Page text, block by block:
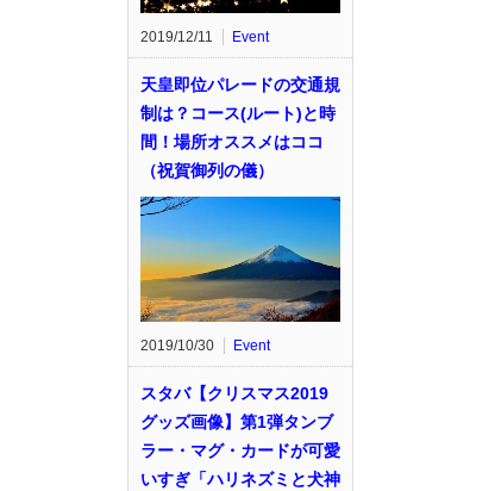
2019/12/11 Event
天皇即位パレードの交通規
制は？コース(ルート)と時
間！場所オススメはココ
（祝賀御列の儀）
2019/10/30 Event
スタバ【クリスマス2019
グッズ画像】第1弾タンブ
ラー・マグ・カードが可愛
いすぎ「ハリネズミと犬神